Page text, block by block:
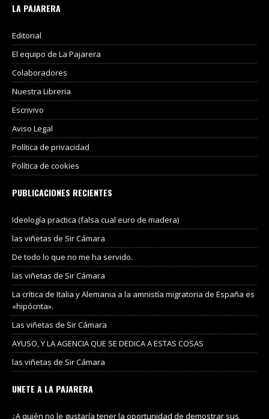
LA PAJARERA
Editorial
El equipo de La Pajarera
Colaboradores
Nuestra Libreria
Escrivivo
Aviso Legal
Política de privacidad
Política de cookies
PUBLICACIONES RECIENTES
Ideología practica (falsa cual euro de madera)
las viñetas de Sir Cámara
De todo lo que no me ha servido.
las viñetas de Sir Cámara
La crítica de Italia y Alemania a la amnistía migratoria de España es
«hipócrita».
Las viñetas de Sir Cámara
AYUSO, Y LA AGENCIA QUE SE DEDICA A ESTAS COSAS
las viñetas de Sir Cámara
UNETE A LA PAJARERA
¿A quién no le gustaría tener la oportunidad de demostrar sus